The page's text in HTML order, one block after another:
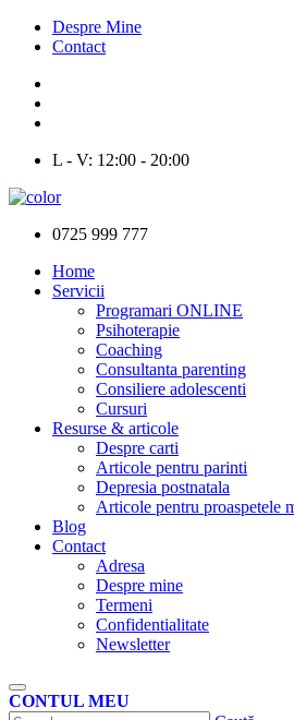
Despre Mine
Contact
L - V: 12:00 - 20:00
0725 999 777
Home
Servicii
Programari ONLINE
Psihoterapie
Coaching
Consultanta parenting
Consiliere adolescenti
Cursuri
Resurse & articole
Despre carti
Articole pentru parinti
Depresia postnatala
Articole pentru proaspetele
Blog
Contact
Adresa
Despre mine
Termeni
Confidentialitate
Newsletter
CONTUL MEU